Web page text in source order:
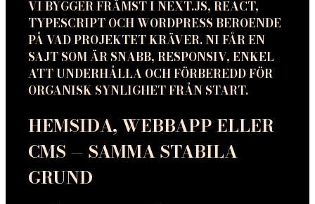
VI BYGGER FRÄMST I NEXT.JS, REACT,
TYPESCRIPT OCH WORDPRESS BEROENDE
PÅ VAD PROJEKTET KRÄVER. NI FÅR EN
SAJT SOM ÄR SNABB, RESPONSIV, ENKEL
ATT UNDERHÅLLA OCH FÖRBEREDD FÖR
ORGANISK SYNLIGHET FRÅN START.
HEMSIDA, WEBBAPP ELLER
CMS — SAMMA STABILA
GRUND